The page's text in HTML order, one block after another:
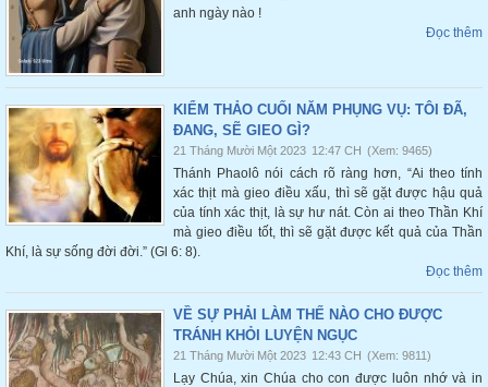
anh ngày nào !
Đọc thêm
KIỂM THẢO CUỐI NĂM PHỤNG VỤ: TÔI ĐÃ,
ĐANG, SẼ GIEO GÌ?
21 Tháng Mười Một 2023 12:47 CH (Xem: 9465)
Thánh Phaolô nói cách rõ ràng hơn, “Ai theo tính
xác thịt mà gieo điều xấu, thì sẽ gặt được hậu quả
của tính xác thịt, là sự hư nát. Còn ai theo Thần Khí
mà gieo điều tốt, thì sẽ gặt được kết quả của Thần
Khí, là sự sống đời đời.” (Gl 6: 8).
Đọc thêm
VỀ SỰ PHẢI LÀM THẾ NÀO CHO ĐƯỢC
TRÁNH KHỎI LUYỆN NGỤC
21 Tháng Mười Một 2023 12:43 CH (Xem: 9811)
Lạy Chúa, xin Chúa cho con được luôn nhớ và in